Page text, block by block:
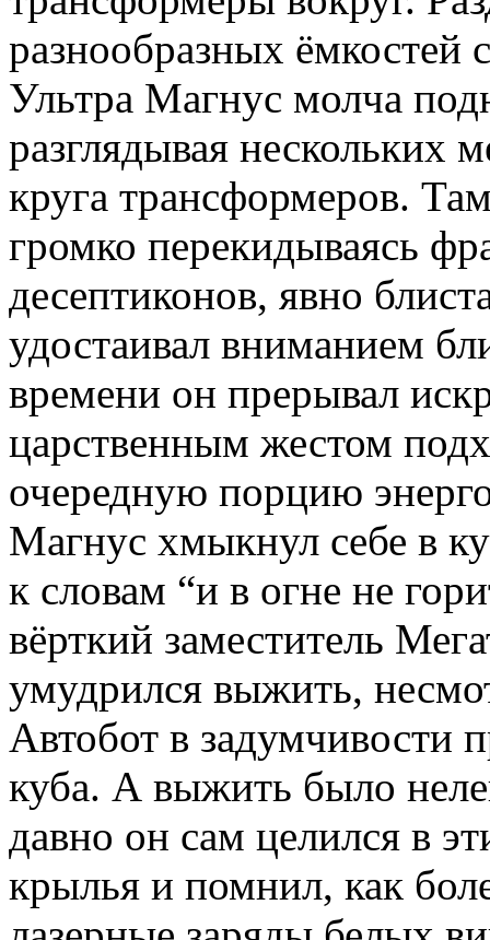
разнообразных ёмкостей
Ультра Магнус молча
разглядывая нескольких
круга трансформеров.
громко перекидываясь
десептиконов, явно
удостаивал вниманием
времени он прерывал
царственным жестом
очередную порцию
Магнус хмыкнул себе в
к словам “и в огне не
вёрткий заместитель
умудрился выжить,
Автобот в задумчивости
куба. А выжить было
давно он сам целился в
крылья и помнил, как